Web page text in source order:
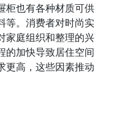
柜也有各种材质可供
等。消费者对时尚实
家庭组织和整理的兴
的加快导致居住空间
更高，这些因素推动